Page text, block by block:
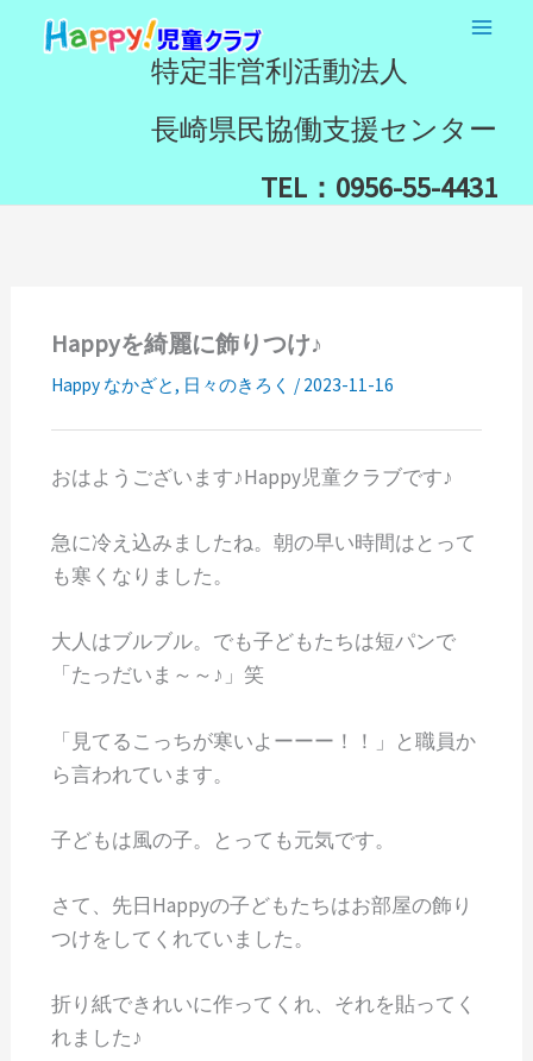
特定非営利活動法人
長崎県民協働支援センター
TEL：0956-55-4431
Happyを綺麗に飾りつけ♪
Happy なかざと, 日々のきろく / 2023-11-16
おはようございます♪Happy児童クラブです♪
急に冷え込みましたね。朝の早い時間はとって
も寒くなりました。
大人はブルブル。でも子どもたちは短パンで
「たっだいま～～♪」笑
「見てるこっちが寒いよーーー！！」と職員か
ら言われています。
子どもは風の子。とっても元気です。
さて、先日Happyの子どもたちはお部屋の飾り
つけをしてくれていました。
折り紙できれいに作ってくれ、それを貼ってく
れました♪
検
索